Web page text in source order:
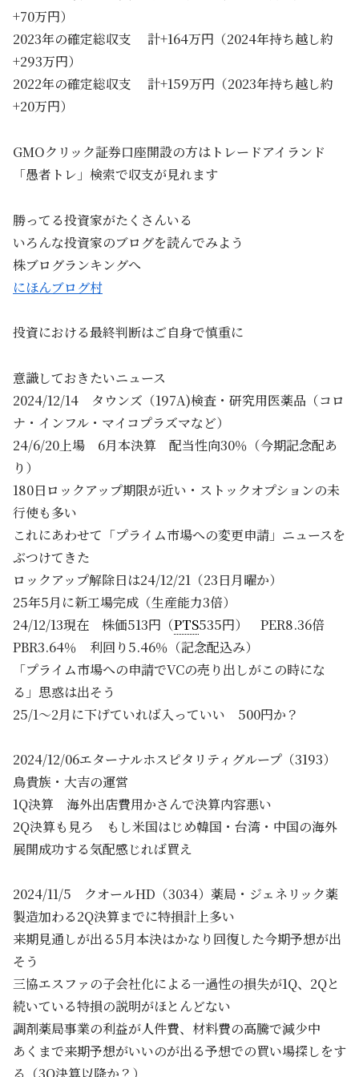
+70万円）
2023年の確定総収支 計+164万円（2024年持ち越し約
+293万円）
2022年の確定総収支 計+159万円（2023年持ち越し約
+20万円）
GMOクリック証券口座開設の方はトレードアイランド
「愚者トレ」検索で収支が見れます
勝ってる投資家がたくさんいる
いろんな投資家のブログを読んでみよう
株ブログランキングへ
にほんブログ村
投資における最終判断はご自身で慎重に
意識しておきたいニュース
2024/12/14 タウンズ（197A)検査・研究用医薬品（コロ
ナ・インフル・マイコプラズマなど）
24/6/20上場 6月本決算 配当性向30％（今期記念配あ
り）
180日ロックアップ期限が近い・ストックオプションの未
行使も多い
これにあわせて「プライム市場への変更申請」ニュースを
ぶつけてきた
ロックアップ解除日は24/12/21（23日月曜か）
25年5月に新工場完成（生産能力3倍）
24/12/13現在 株価513円（PTS535円） PER8.36倍
PBR3.64％ 利回り5.46％（記念配込み）
「プライム市場への申請でVCの売り出しがこの時にな
る」思惑は出そう
25/1～2月に下げていれば入っていい 500円か？
2024/12/06エターナルホスピタリティグループ（3193）
鳥貴族・大吉の運営
1Q決算 海外出店費用かさんで決算内容悪い
2Q決算も見ろ もし米国はじめ韓国・台湾・中国の海外
展開成功する気配感じれば買え
2024/11/5 クオールHD（3034）薬局・ジェネリック薬
製造加わる2Q決算までに特損計上多い
来期見通しが出る5月本決はかなり回復した今期予想が出
そう
三協エスファの子会社化による一過性の損失が1Q、2Qと
続いている特損の説明がほとんどない
調剤薬局事業の利益が人件費、材料費の高騰で減少中
あくまで来期予想がいいのが出る予想での買い場探しをす